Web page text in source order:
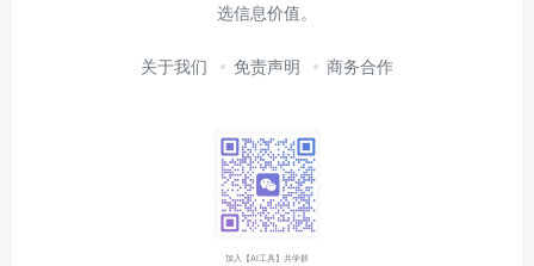
选信息价值。
关于我们 免责声明 商务合作
加入【AI工具】共学群